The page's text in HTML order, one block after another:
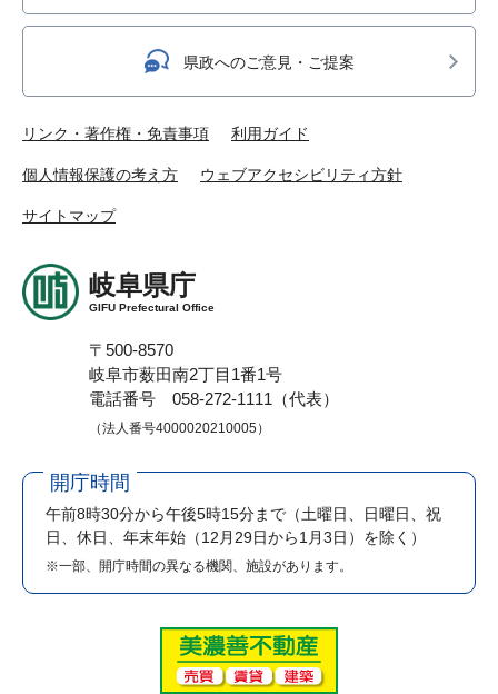
県政へのご意見・ご提案
リンク・著作権・免責事項 利用ガイド
個人情報保護の考え方 ウェブアクセシビリティ方針
サイトマップ
岐阜県庁
GIFU Prefectural Office
〒500-8570
岐阜市薮田南2丁目1番1号
電話番号 058-272-1111（代表）
（法人番号4000020210005）
開庁時間
午前8時30分から午後5時15分まで （土曜日、日曜日、祝
日、休日、年末年始（12月29日から1月3日）を除く）
※一部、開庁時間の異なる機関、施設があります。